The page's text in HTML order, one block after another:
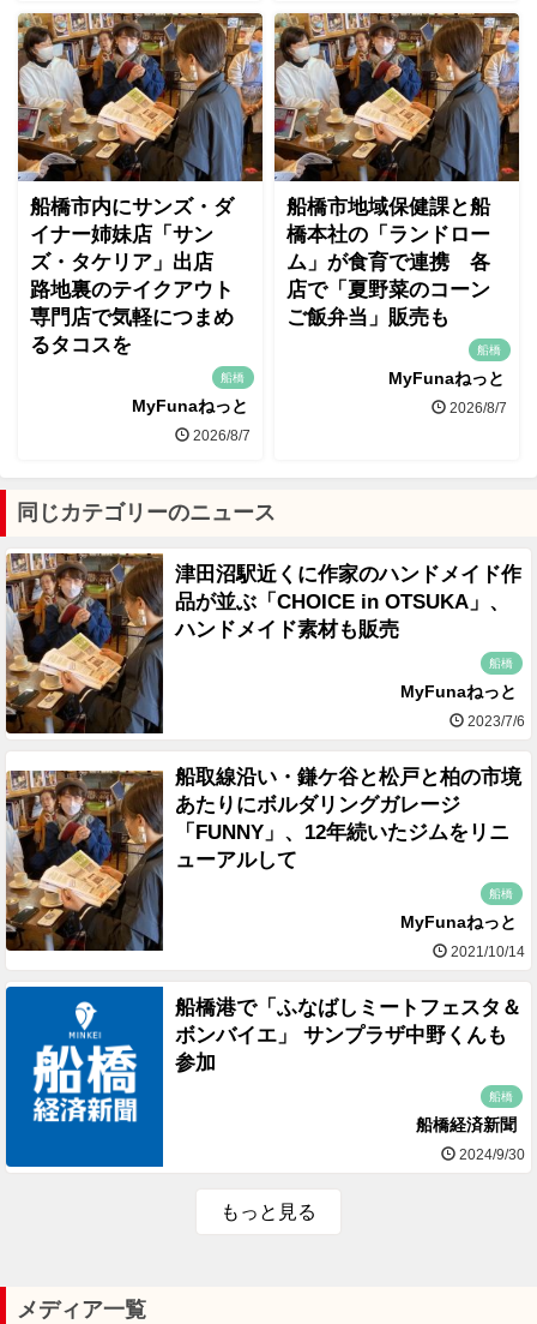
船橋市内にサンズ・ダ
イナー姉妹店「サン
ズ・タケリア」出店
路地裏のテイクアウト
専門店で気軽につまめ
るタコスを
船橋
MyFunaねっと
2026/8/7
船橋市地域保健課と船
橋本社の「ランドロー
ム」が食育で連携 各
店で「夏野菜のコーン
ご飯弁当」販売も
船橋
MyFunaねっと
2026/8/7
同じカテゴリーのニュース
津田沼駅近くに作家のハンドメイド作
品が並ぶ「CHOICE in OTSUKA」、
ハンドメイド素材も販売
船橋
MyFunaねっと
2023/7/6
船取線沿い・鎌ケ谷と松戸と柏の市境
あたりにボルダリングガレージ
「FUNNY」、12年続いたジムをリニ
ューアルして
船橋
MyFunaねっと
2021/10/14
船橋港で「ふなばしミートフェスタ＆
ボンバイエ」 サンプラザ中野くんも
参加
船橋
船橋経済新聞
2024/9/30
もっと見る
メディア一覧